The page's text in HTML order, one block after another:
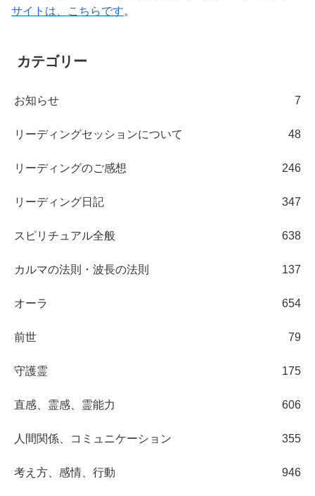
サイトは、こちらです。
カテゴリー
お知らせ 7
リーディングセッションについて 48
リーディングのご感想 246
リーディング日記 347
スピリチュアル全般 638
カルマの法則・波長の法則 137
オーラ 654
前世 79
守護霊 175
直感、霊感、霊能力 606
人間関係、コミュニケーション 355
考え方、感情、行動 946